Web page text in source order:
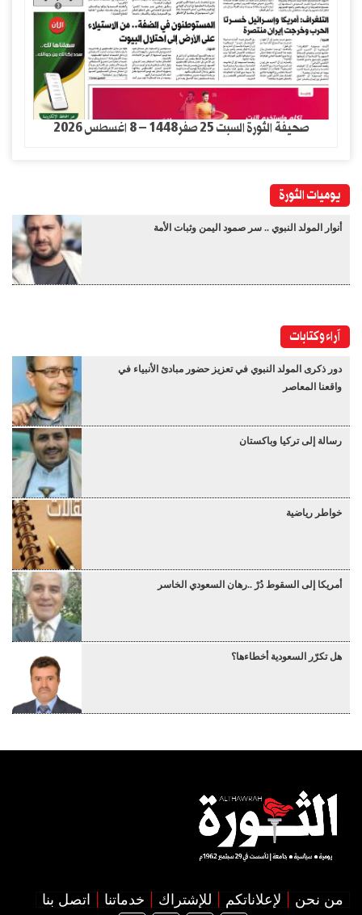
صحيفة الثورة السبت 25 صفر1448 – 8 اغسطس 2026
يوميات الثورة
أنوار المولد النبوي .. سر صمود اليمن وثبات الأمة
آراء وكتابات
دور ذكرى المولد النبوي في تعزيز حضور مبادئ الأنبياء في
واقعنا المعاصر
رسالة إلى تركيا وباكستان
خواطر رياضية
أمريكا إلى السقوط دُرْ ..رهان السعودي الخاسر
هل تكرّر السعودية أخطاءها؟
من نحن لإعلاناتكم للإشتراك خدماتنا اتصل بنا